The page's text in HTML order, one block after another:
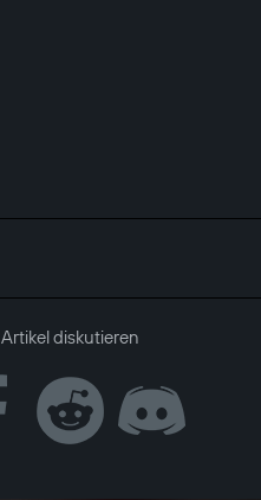
Artikel diskutieren